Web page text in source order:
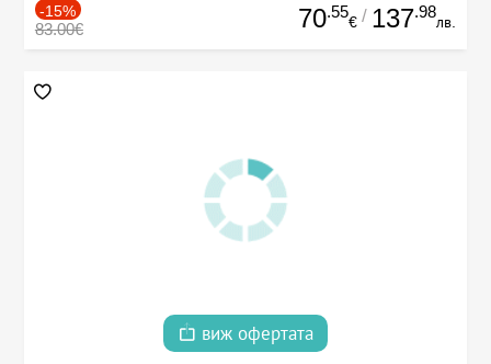
-15%
83.00€ 70.55
€ / 137.98
лв.
виж офертата